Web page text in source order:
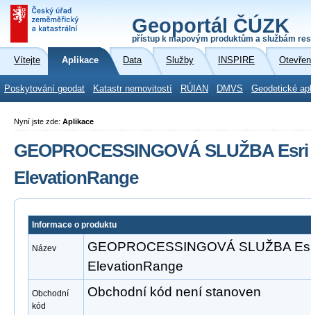
Geoportál ČÚZK
přístup k mapovým produktům a službám
Vítejte Aplikace Data Služby INSPIRE
Poskytování geodat Katastr nemovitostí RÚIAN DMVS Geodetické
Nyní jste zde: Aplikace
GEOPROCESSINGOVÁ SLUŽBA
ElevationRange
Informace o produktu
Název
GEOPROCESSINGOVÁ SLUŽBA
ElevationRange
Obchodní
kód
Obchodní kód není stanoven